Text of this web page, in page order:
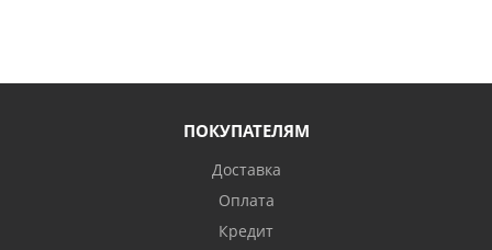
ПОКУПАТЕЛЯМ
Доставка
Оплата
Кредит